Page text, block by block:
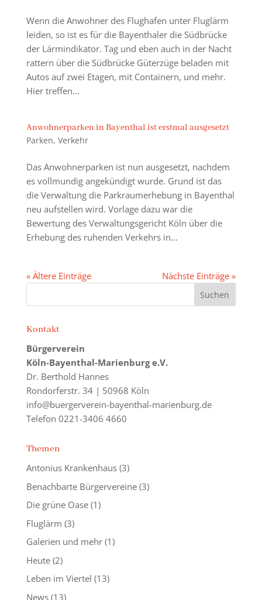
Wenn die Anwohner des Flughafen unter Fluglärm
leiden, so ist es für die Bayenthaler die Südbrücke
der Lärmindikator. Tag und eben auch in der Nacht
rattern über die Südbrücke Güterzüge beladen mit
Autos auf zwei Etagen, mit Containern, und mehr.
Hier treffen...
Anwohnerparken in Bayenthal ist erstmal ausgesetzt
Parken, Verkehr
Das Anwohnerparken ist nun ausgesetzt, nachdem
es vollmundig angekündigt wurde. Grund ist das
die Verwaltung die Parkraumerhebung in Bayenthal
neu aufstellen wird. Vorlage dazu war die
Bewertung des Verwaltungsgericht Köln über die
Erhebung des ruhenden Verkehrs in...
« Ältere Einträge Nächste Einträge »
Kontakt
Bürgerverein
Köln-Bayenthal-Marienburg e.V.
Dr. Berthold Hannes
Rondorferstr. 34 | 50968 Köln
info@buergerverein-bayenthal-marienburg.de
Telefon 0221-3406 4660
Themen
Antonius Krankenhaus(3)
Benachbarte Bürgervereine(3)
Die grüne Oase(1)
Fluglärm (3)
Galerien und mehr(1)
Heute(2)
Leben im Viertel (13)
News(13)